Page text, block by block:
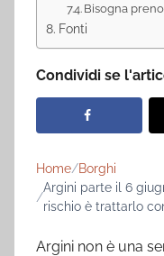
Bisogna
Fonti
Condividi se
Home
Borghi
Argini parte il 6
rischio è trattarlo
Argini non è una